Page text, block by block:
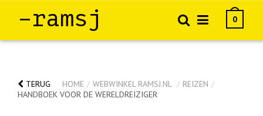
–ramsj 0
TERUG HOME / WEBWINKEL RAMSJ.NL / REIZEN /
HANDBOEK VOOR DE WERELDREIZIGER